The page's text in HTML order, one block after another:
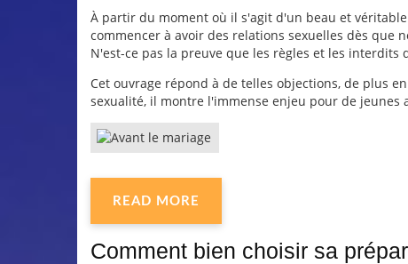
À partir du moment où il s'agit d'un beau et
commencer à avoir des relations sexuelles dès que
N'est-ce pas la preuve que les règles et les interdits
Cet ouvrage répond à de telles objections, de plus
sexualité, il montre l'immense enjeu pour de
READ MORE
Comment bien choisir sa